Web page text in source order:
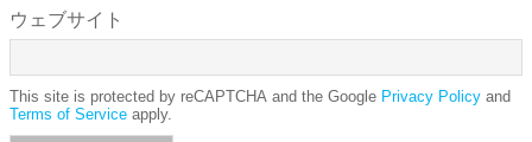
ウェブサイト
This site is protected by reCAPTCHA and the Google Privacy Policy and
Terms of Service apply.